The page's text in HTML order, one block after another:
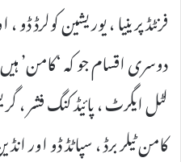
فرنٹڈ پرینیا ، یوریشین کولرڈ
دوسری اقسام جو کہ ‘کامن’
لٹل ایگرٹ ، پائیڈ کنگ فشر ،
کامن ٹیلر برڈ ، سپاٹڈ ڈو اور